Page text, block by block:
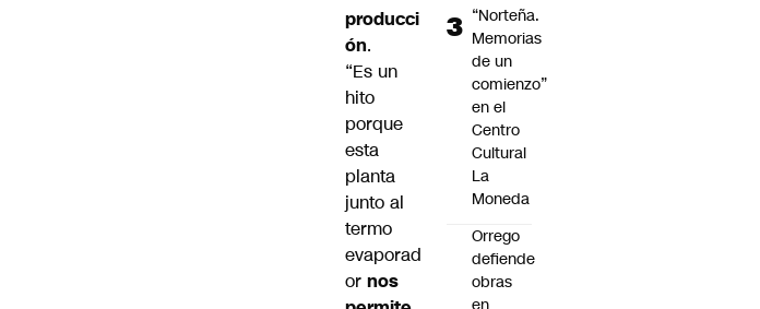
producci
ón.
“Es un
hito
porque
esta
planta
junto al
termo
evaporad
or nos
“Norteña.
Memorias
de un
comienzo”
en el
Centro
Cultural
La
Moneda
Orrego
defiende
obras